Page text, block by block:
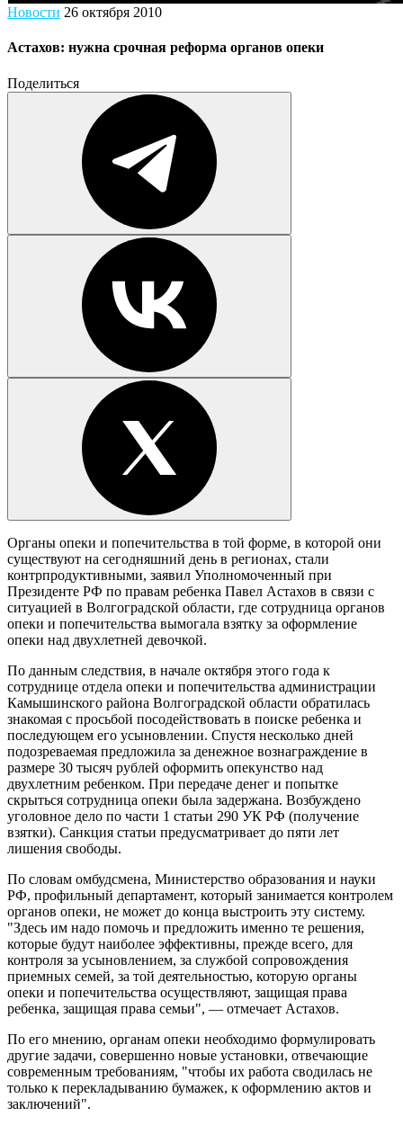
Новости 26 октября 2010
Астахов: нужна срочная реформа органов опеки
Поделиться
Органы опеки и попечительства в той форме, в которой они
существуют на сегодняшний день в регионах, стали
контрпродуктивными, заявил Уполномоченный при
Президенте РФ по правам ребенка Павел Астахов в связи с
ситуацией в Волгоградской области, где сотрудница органов
опеки и попечительства вымогала взятку за оформление
опеки над двухлетней девочкой.
По данным следствия, в начале октября этого года к
сотруднице отдела опеки и попечительства администрации
Камышинского района Волгоградской области обратилась
знакомая с просьбой посодействовать в поиске ребенка и
последующем его усыновлении. Спустя несколько дней
подозреваемая предложила за денежное вознаграждение в
размере 30 тысяч рублей оформить опекунство над
двухлетним ребенком. При передаче денег и попытке
скрыться сотрудница опеки была задержана. Возбуждено
уголовное дело по части 1 статьи 290 УК РФ (получение
взятки). Санкция статьи предусматривает до пяти лет
лишения свободы.
По словам омбудсмена, Министерство образования и науки
РФ, профильный департамент, который занимается контролем
органов опеки, не может до конца выстроить эту систему.
"Здесь им надо помочь и предложить именно те решения,
которые будут наиболее эффективны, прежде всего, для
контроля за усыновлением, за службой сопровождения
приемных семей, за той деятельностью, которую органы
опеки и попечительства осуществляют, защищая права
ребенка, защищая права семьи", — отмечает Астахов.
По его мнению, органам опеки необходимо формулировать
другие задачи, совершенно новые установки, отвечающие
современным требованиям, "чтобы их работа сводилась не
только к перекладыванию бумажек, к оформлению актов и
заключений".